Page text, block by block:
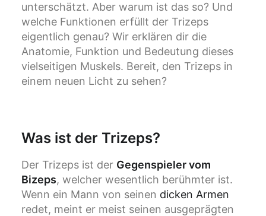
unterschätzt. Aber warum ist das so? Und
welche Funktionen erfüllt der Trizeps
eigentlich genau? Wir erklären dir die
Anatomie, Funktion und Bedeutung dieses
vielseitigen Muskels. Bereit, den Trizeps in
einem neuen Licht zu sehen?
Was ist der Trizeps?
Der Trizeps ist der Gegenspieler vom
Bizeps, welcher wesentlich berühmter ist.
Wenn ein Mann von seinen dicken Armen
redet, meint er meist seinen ausgeprägten